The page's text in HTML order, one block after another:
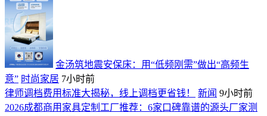
金汤筑地震安保床：用“低频刚需”做出“高频生
意” 时尚家居 7小时前
律师调档费用标准大揭秘，线上调档更省钱！
新闻 9小时前
2026成都商用家具定制工厂推荐：6家口碑靠谱的源头厂家测